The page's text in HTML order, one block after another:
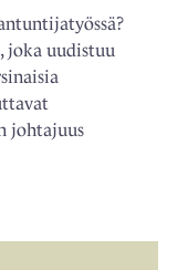
joka uudistuu
johtajuus